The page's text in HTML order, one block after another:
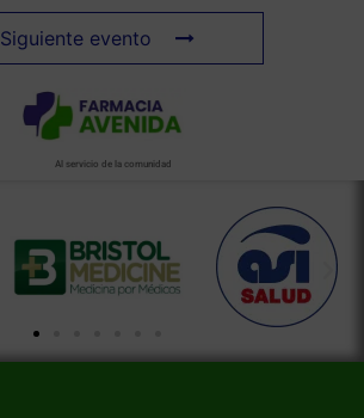
Siguiente evento
Al servicio de la comunidad